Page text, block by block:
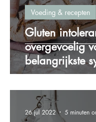
Gluten
overgevoelig
belangrijkste
praktische tips!
Voeding & recepten
26 jul 2022 5 minuten